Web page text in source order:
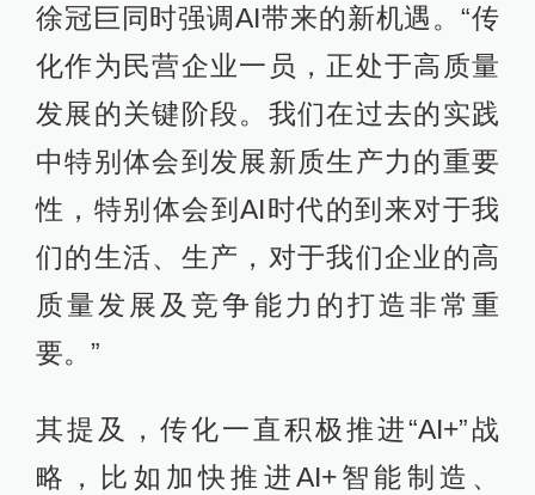
徐冠巨同时强调AI带来的新机遇。“传
化作为民营企业一员，正处于高质量
发展的关键阶段。我们在过去的实践
中特别体会到发展新质生产力的重要
性，特别体会到AI时代的到来对于我
们的生活、生产，对于我们企业的高
质量发展及竞争能力的打造非常重
要。”
其提及，传化一直积极推进“AI+”战
略，比如加快推进AI+智能制造、